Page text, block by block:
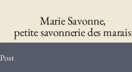
Marie Savonne,
petite savonnerie des marais
Post